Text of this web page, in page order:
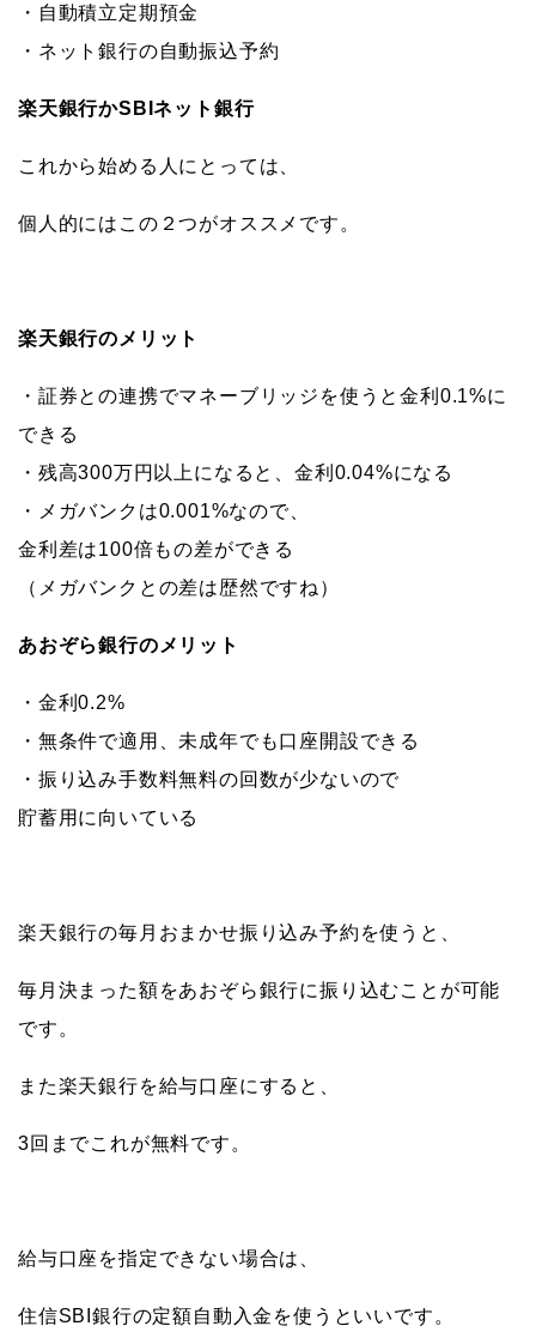
・自動積立定期預金
・ネット銀行の自動振込予約
楽天銀行かSBIネット銀行
これから始める人にとっては、
個人的にはこの２つがオススメです。
楽天銀行のメリット
・証券との連携でマネーブリッジを使うと金利0.1%に
できる
・残高300万円以上になると、金利0.04%になる
・メガバンクは0.001%なので、
金利差は100倍もの差ができる
（メガバンクとの差は歴然ですね）
あおぞら銀行のメリット
・金利0.2%
・無条件で適用、未成年でも口座開設できる
・振り込み手数料無料の回数が少ないので
貯蓄用に向いている
楽天銀行の毎月おまかせ振り込み予約を使うと、
毎月決まった額をあおぞら銀行に振り込むことが可能
です。
また楽天銀行を給与口座にすると、
3回までこれが無料です。
給与口座を指定できない場合は、
住信SBI銀行の定額自動入金を使うといいです。